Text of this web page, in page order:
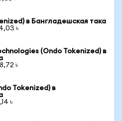
в Бангладешская така
৳
(Ondo Tokenized) в
৳
Tokenized) в
৳